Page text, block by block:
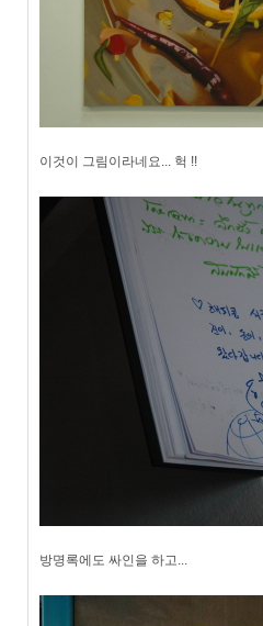
이것이 그림이라네요... 헉 !!
방명록에도 싸인을 하고...